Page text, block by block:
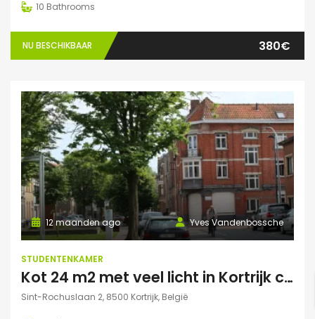
10 Bathrooms
NU BESCHIKBAAR 380€
Yves Vandenbossche
12 maanden ago
STUDENTENKAMER
Kot 24 m2 met veel licht in Kortrijk centraal gelegen.
Sint-Rochuslaan 2, 8500 Kortrijk, België